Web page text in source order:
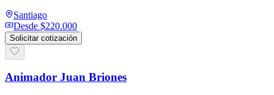
Santiago
Desde $220.000
Solicitar cotización
Animador Juan Briones